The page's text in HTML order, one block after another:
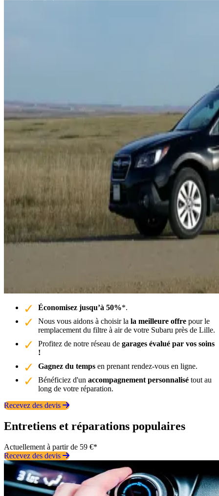
Économisez jusqu’à 50%*.
Nous vous aidons à choisir la la meilleure offre pour le
remplacement du filtre à air de votre Subaru près de Lille.
Profitez de notre réseau de garages évalué par vos soins
!
Gagnez du temps en prenant rendez-vous en ligne.
Bénéficiez d'un accompagnement personnalisé tout au
long de votre réparation.
Recevez des devis
Entretiens et réparations populaires
Actuellement à partir de 59 €*
Recevez des devis